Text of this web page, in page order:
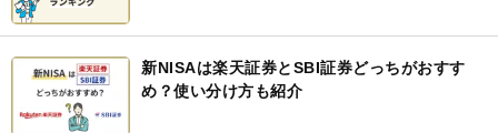
新NISAは楽天証券とSBI証券どっちがおすす
め？使い分け方も紹介